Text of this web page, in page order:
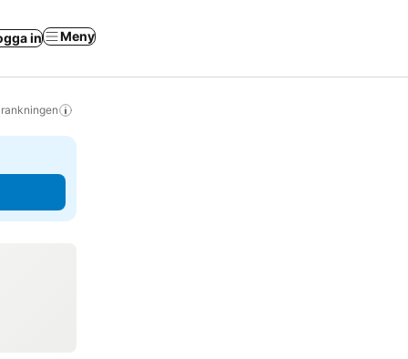
in Meny